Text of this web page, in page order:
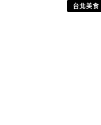
台北美食